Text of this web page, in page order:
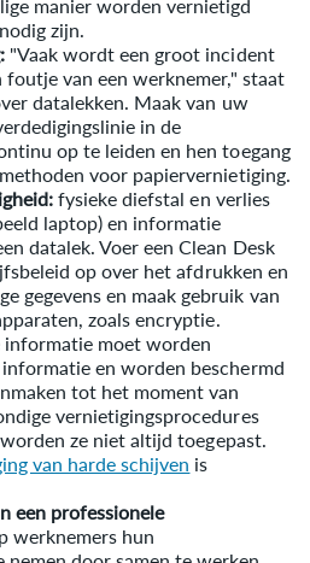
zijn.
"Vaak wordt een groot incident
van een werknemer," staat
datalekken. Maak van uw
in de
op te leiden en hen toegang
voor papiervernietiging.
fysieke diefstal en verlies
laptop) en informatie
datalek. Voer een Clean Desk
op over het afdrukken en
gegevens en maak gebruik van
zoals encryptie.
moet worden
en worden beschermd
tot het moment van
vernietigingsprocedures
ze niet altijd toegepast.
van harde schijven is
een professionele
werknemers hun